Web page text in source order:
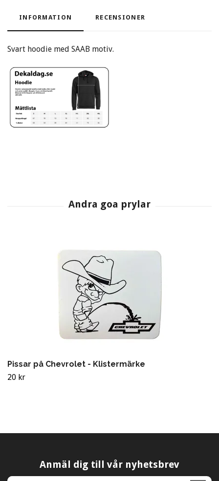
INFORMATION RECENSIONER
Svart hoodie med SAAB motiv.
Pissar på Chevrolet - Klistermärke
20 kr
Anmäl dig till vår nyhetsbrev